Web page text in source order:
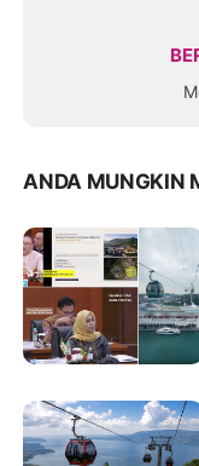
ANDA MUNGKIN